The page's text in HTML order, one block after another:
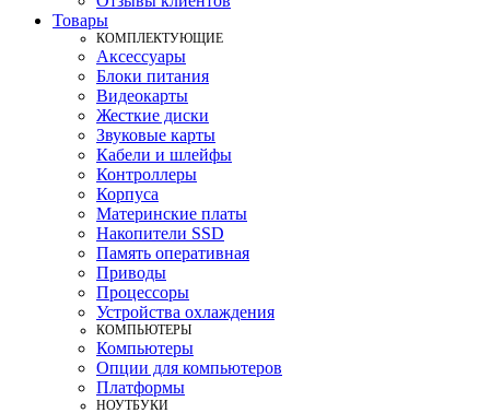
Товары
КOМПЛЕКТУЮЩИЕ
Аксессуары
Блоки питания
Видеокарты
Жесткие диски
Звуковые карты
Кабели и шлейфы
Контроллеры
Корпуса
Материнские платы
Накопители SSD
Память оперативная
Приводы
Процессоры
Устройства охлаждения
КОМПЬЮТЕРЫ
Компьютеры
Опции для компьютеров
Платформы
НОУТБУКИ